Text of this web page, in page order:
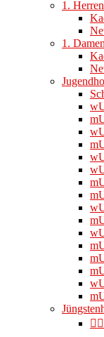
1. Herren
1.